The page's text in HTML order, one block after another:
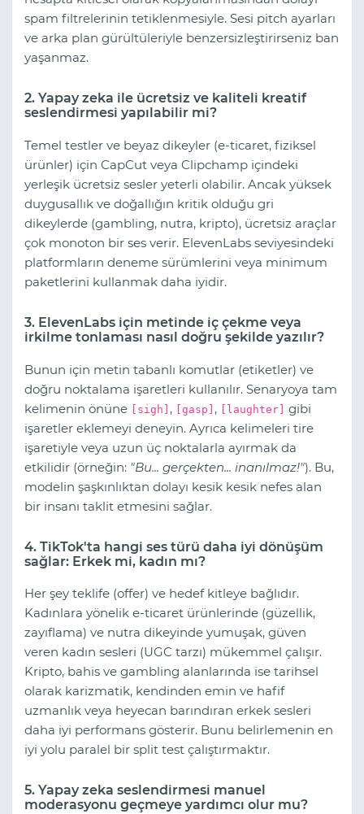
spam filtrelerinin tetiklenmesiyle. Sesi pitch ayarları
ve arka plan gürültüleriyle benzersizleştirirseniz ban
yaşanmaz.
2. Yapay zeka ile ücretsiz ve kaliteli kreatif
seslendirmesi yapılabilir mi?
Temel testler ve beyaz dikeyler (e-ticaret, fiziksel
ürünler) için CapCut veya Clipchamp içindeki
yerleşik ücretsiz sesler yeterli olabilir. Ancak yüksek
duygusallık ve doğallığın kritik olduğu gri
dikeylerde (gambling, nutra, kripto), ücretsiz araçlar
çok monoton bir ses verir. ElevenLabs seviyesindeki
platformların deneme sürümlerini veya minimum
paketlerini kullanmak daha iyidir.
3. ElevenLabs için metinde iç çekme veya
irkilme tonlaması nasıl doğru şekilde yazılır?
Bunun için metin tabanlı komutlar (etiketler) ve
doğru noktalama işaretleri kullanılır. Senaryoya tam
kelimenin önüne [sigh] , [gasp] , [laughter] gibi
işaretler eklemeyi deneyin. Ayrıca kelimeleri tire
işaretiyle veya uzun üç noktalarla ayırmak da
etkilidir (örneğin: "Bu... gerçekten... inanılmaz!"). Bu,
modelin şaşkınlıktan dolayı kesik kesik nefes alan
bir insanı taklit etmesini sağlar.
4. TikTok'ta hangi ses türü daha iyi dönüşüm
sağlar: Erkek mi, kadın mı?
Her şey teklife (offer) ve hedef kitleye bağlıdır.
Kadınlara yönelik e-ticaret ürünlerinde (güzellik,
zayıflama) ve nutra dikeyinde yumuşak, güven
veren kadın sesleri (UGC tarzı) mükemmel çalışır.
Kripto, bahis ve gambling alanlarında ise tarihsel
olarak karizmatik, kendinden emin ve hafif
uzmanlık veya heyecan barındıran erkek sesleri
daha iyi performans gösterir. Bunu belirlemenin en
iyi yolu paralel bir split test çalıştırmaktır.
5. Yapay zeka seslendirmesi manuel
moderasyonu geçmeye yardımcı olur mu?